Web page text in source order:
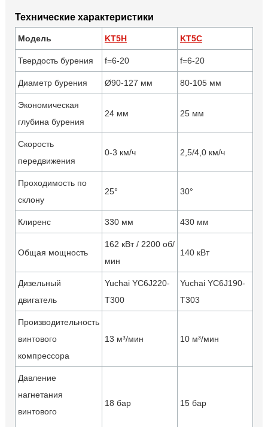
Технические характеристики
Модель KT5H KT5C
Твердость бурения f=6-20 f=6-20
Диаметр бурения Ø90-127 мм 80-105 мм
Экономическая
глубина бурения
24 мм 25 мм
Скорость
передвижения
0-3 км/ч 2,5/4,0 км/ч
Проходимость по
склону
25° 30°
Клиренс 330 мм 430 мм
Общая мощность
162 кВт / 2200 об/
мин
140 кВт
Дизельный
двигатель
Yuchai YC6J220-
T300
Yuchai YC6J190-
T303
Производительность
винтового
компрессора
13 м³/мин 10 м³/мин
Давление
нагнетания
винтового
18 бар 15 бар